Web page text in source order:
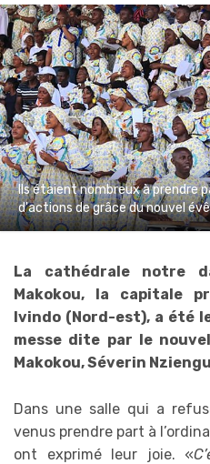
Ils étaient nombreux à prendre
d'actions de grâce du nouvel
La cathédrale notre
Makokou, la capitale
Ivindo (Nord-est), a été
messe dite par le
Makokou, Séverin
Dans une salle qui a
venus prendre part à
ont exprimé leur joie. «